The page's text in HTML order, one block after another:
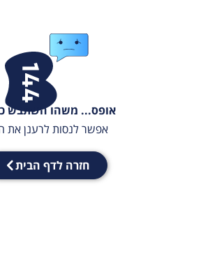
אופס... משהו השתבש
אפשר לנסות לרענן את
חזרה לדף הבית